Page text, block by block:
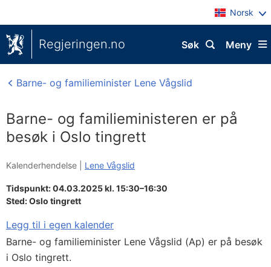
Norsk
Regjeringen.no Meny
Søk
Barne- og familieminister Lene Vågslid
Barne- og familieministeren er på
besøk i Oslo tingrett
Kalenderhendelse | Lene Vågslid
Tidspunkt: 04.03.2025 kl. 15:30–16:30
Sted:Oslo tingrett
Legg til i egen kalender
Barne- og familieminister Lene Vågslid (Ap) er på besøk
i Oslo tingrett.